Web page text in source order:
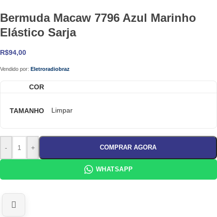
Bermuda Macaw 7796 Azul Marinho
Elástico Sarja
R$94,00
Vendido por: Eletroradiobraz
COR
TAMANHO Limpar
- + COMPRAR AGORA
WHATSAPP